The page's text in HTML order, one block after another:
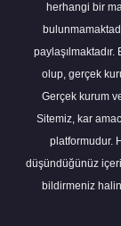
herhangi bir
olup, gerçek
Gerçek kurum
Sitemiz, kar
platformudur.
düşündüğünüz
bildirmeniz